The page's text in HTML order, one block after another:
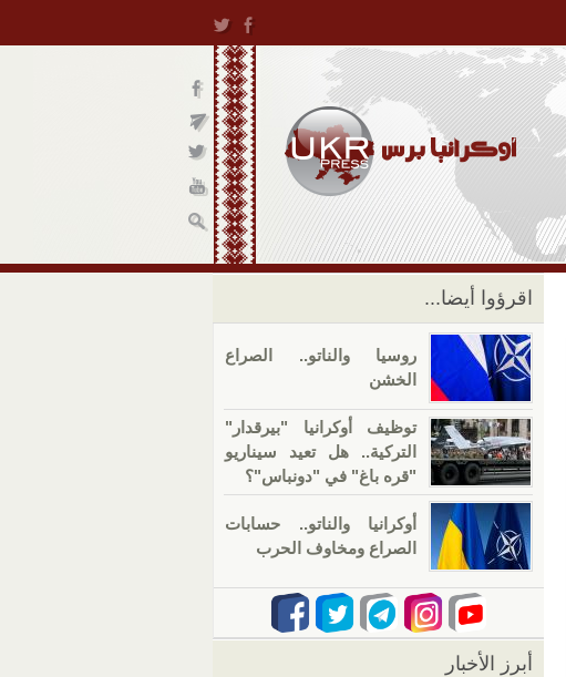
اقرؤوا أيضا...
روسيا والناتو.. الصراع
الخشن
توظيف أوكرانيا "بيرقدار"
التركية.. هل تعيد سيناريو
"قره باغ" في "دونباس"؟
أوكرانيا والناتو.. حسابات
الصراع ومخاوف الحرب
أبرز الأخبار